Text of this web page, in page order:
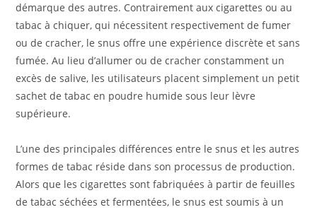
démarque des autres. Contrairement aux cigarettes ou au
tabac à chiquer, qui nécessitent respectivement de fumer
ou de cracher, le snus offre une expérience discrète et sans
fumée. Au lieu d’allumer ou de cracher constamment un
excès de salive, les utilisateurs placent simplement un petit
sachet de tabac en poudre humide sous leur lèvre
supérieure.
L’une des principales différences entre le snus et les autres
formes de tabac réside dans son processus de production.
Alors que les cigarettes sont fabriquées à partir de feuilles
de tabac séchées et fermentées, le snus est soumis à un